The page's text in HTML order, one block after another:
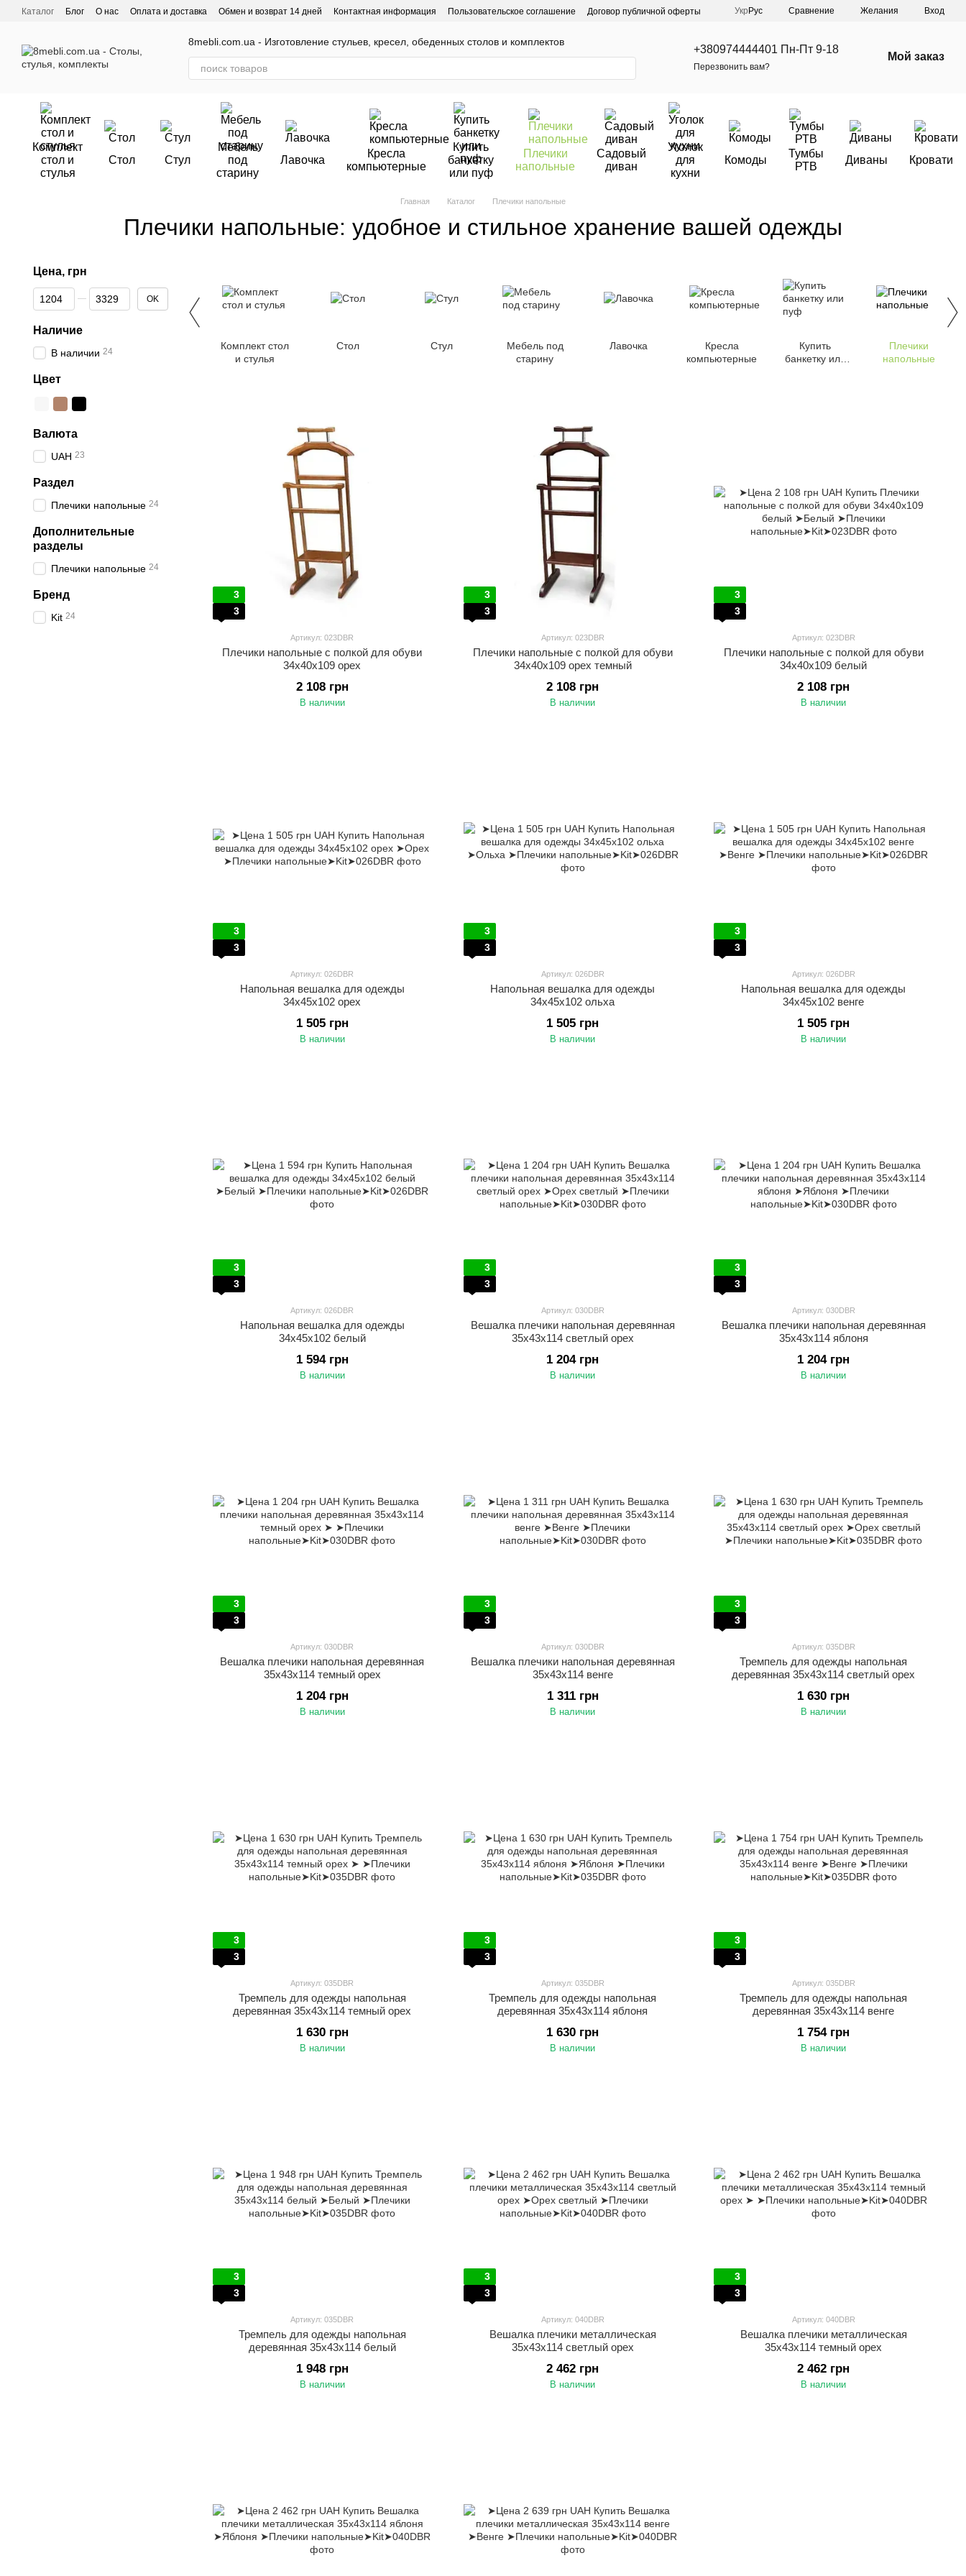
Перейти к основному контенту
Каталог Блог О нас Оплата и доставка Обмен и возврат 14 дней Контактная информация Пользовательское соглашение
Договор публичной оферты
Укр Рус Сравнение Желания Вход
8mebli.com.ua - Изготовление стульев, кресел, обеденных столов и комплектов
+380974444401 Пн-Пт 9-18
Перезвонить вам?
Мой заказ
Комплект
стол и
стулья
Стол Стул
Мебель
под
старину
Лавочка
Кресла
компьютерные
Купить
банкетку
или пуф
Плечики
напольные
Садовый
диван
Уголок
для
кухни
Комоды
Тумбы
РТВ
Диваны Кровати
Главная Каталог Плечики напольные
Плечики напольные: удобное и стильное хранение вашей одежды
Комплект стол
и стулья
Стол Стул
Мебель под
старину
Лавочка
Кресла
компьютерные
Купить
банкетку или
Плечики
напольные
3
3
Артикул: 023DBR
Плечики напольные с полкой для обуви
34х40х109 орех
2 108 грн
В наличии
3
3
Артикул: 023DBR
Плечики напольные с полкой для обуви
34х40х109 орех темный
2 108 грн
В наличии
3
3
Артикул: 023DBR
Плечики напольные с полкой для обуви
34х40х109 белый
2 108 грн
В наличии
3
3
Артикул: 026DBR
Напольная вешалка для одежды
34х45х102 орех
1 505 грн
В наличии
3
3
Артикул: 026DBR
Напольная вешалка для одежды
34х45х102 ольха
1 505 грн
В наличии
3
3
Артикул: 026DBR
Напольная вешалка для одежды
34х45х102 венге
1 505 грн
В наличии
3
3
Артикул: 026DBR
Напольная вешалка для одежды
34х45х102 белый
1 594 грн
В наличии
3
3
Артикул: 030DBR
Вешалка плечики напольная деревянная
35х43х114 светлый орех
1 204 грн
В наличии
3
3
Артикул: 030DBR
Вешалка плечики напольная деревянная
35х43х114 яблоня
1 204 грн
В наличии
3
3
Артикул: 030DBR
Вешалка плечики напольная деревянная
35х43х114 темный орех
1 204 грн
В наличии
3
3
Артикул: 030DBR
Вешалка плечики напольная деревянная
35х43х114 венге
1 311 грн
В наличии
3
3
Артикул: 035DBR
Тремпель для одежды напольная
деревянная 35х43х114 светлый орех
1 630 грн
В наличии
3
3
Артикул: 035DBR
Тремпель для одежды напольная
деревянная 35х43х114 темный орех
1 630 грн
В наличии
3
3
Артикул: 035DBR
Тремпель для одежды напольная
деревянная 35х43х114 яблоня
1 630 грн
В наличии
3
3
Артикул: 035DBR
Тремпель для одежды напольная
деревянная 35х43х114 венге
1 754 грн
В наличии
3
3
Артикул: 035DBR
Тремпель для одежды напольная
деревянная 35х43х114 белый
1 948 грн
В наличии
3
3
Артикул: 040DBR
Вешалка плечики металлическая
35х43х114 светлый орех
2 462 грн
В наличии
3
3
Артикул: 040DBR
Вешалка плечики металлическая
35х43х114 темный орех
2 462 грн
В наличии
Цена, грн
От Цена, грн
До Цена, грн OK
Наличие
В наличии 24
Цвет
Валюта
UAH 23
Раздел
Плечики напольные 24
Дополнительные
разделы
Плечики напольные 24
Бренд
Kit 24